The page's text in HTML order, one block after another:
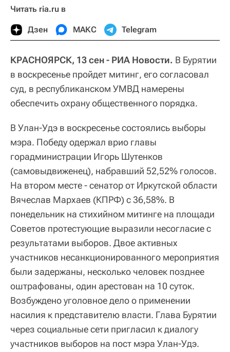
Читать ria.ru в
Дзен МАКС Telegram
КРАСНОЯРСК, 13 сен - РИА Новости. В Бурятии
в воскресенье пройдет митинг, его согласовал
суд, в республиканском УМВД намерены
обеспечить охрану общественного порядка.
В Улан-Удэ в воскресенье состоялись выборы
мэра. Победу одержал врио главы
горадминистрации Игорь Шутенков
(самовыдвиженец), набравший 52,52% голосов.
На втором месте - сенатор от Иркутской области
Вячеслав Мархаев (КПРФ) с 36,58%. В
понедельник на стихийном митинге на площади
Советов протестующие выразили несогласие с
результатами выборов. Двое активных
участников несанкционированного мероприятия
были задержаны, несколько человек позднее
оштрафованы, один арестован на 10 суток.
Возбуждено уголовное дело о применении
насилия к представителю власти. Глава Бурятии
через социальные сети пригласил к диалогу
участников выборов на пост мэра Улан-Удэ.